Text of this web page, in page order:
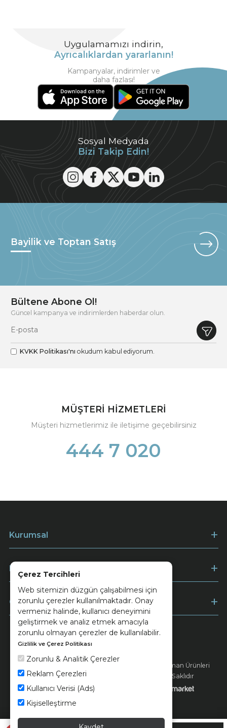
Çerez Tercihleri
Web sitemizin düzgün çalışabilmesi için
zorunlu çerezler kullanılmaktadır. Onay
vermeniz halinde, kullanıcı deneyimini
geliştirmek ve analiz etmek amacıyla
zorunlu olmayan çerezler de kullanılabilir.
Gizlilik ve Çerez Politikası
Zorunlu & Analitik Çerezler
Reklam Çerezleri
Kullanıcı Verisi (Ads)
Kişiselleştirme
Sosyal Medyada
Bizi Takip Edin!
Uygulamamızı indirin,
Ayrıcalıklardan yararlanın!
Kampanyalar, indirimler ve
daha fazlası!
Bayilik ve Toptan Satış
Bültene Abone Ol!
Güncel kampanya ve indirimlerden haberdar olun.
KVKK Politikası'nı okudum kabul ediyorum.
MÜŞTERİ HİZMETLERİ
Müşteri hizmetlerimiz ile iletişime geçebilirsiniz
444 7 020
Kurumsal
Müşteri Hizmetleri
Ödeme
Keramika Kvkk ve Çerez Politikası
© 2026 Ünsa Madencilik Turizm Enerji Seramik Orman Ürünleri
Elektrik Üretim San. ve Tic. A.Ş. - Tüm Hakları Saklıdır